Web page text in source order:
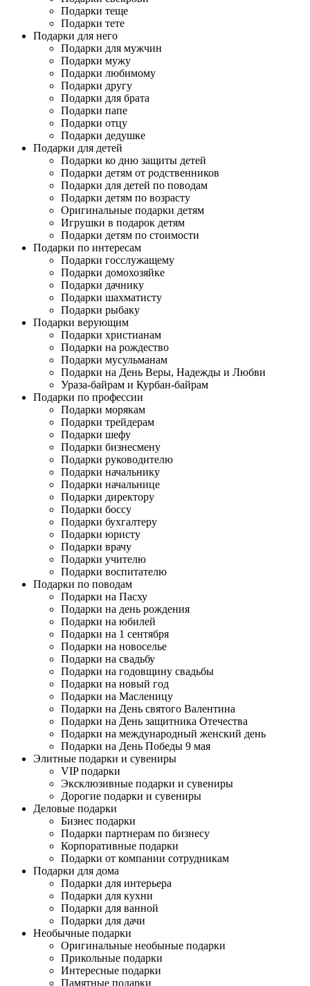
Подарки теще
Подарки тете
Подарки для него
Подарки для мужчин
Подарки мужу
Подарки любимому
Подарки другу
Подарки для брата
Подарки папе
Подарки отцу
Подарки дедушке
Подарки для детей
Подарки ко дню защиты детей
Подарки детям от родственников
Подарки для детей по поводам
Подарки детям по возрасту
Оригинальные подарки детям
Игрушки в подарок детям
Подарки детям по стоимости
Подарки по интересам
Подарки госслужащему
Подарки домохозяйке
Подарки дачнику
Подарки шахматисту
Подарки рыбаку
Подарки верующим
Подарки христианам
Подарки на рождество
Подарки мусульманам
Подарки на День Веры, Надежды и Любви
Ураза-байрам и Курбан-байрам
Подарки по профессии
Подарки морякам
Подарки трейдерам
Подарки шефу
Подарки бизнесмену
Подарки руководителю
Подарки начальнику
Подарки начальнице
Подарки директору
Подарки боссу
Подарки бухгалтеру
Подарки юристу
Подарки врачу
Подарки учителю
Подарки воспитателю
Подарки по поводам
Подарки на Пасху
Подарки на день рождения
Подарки на юбилей
Подарки на 1 сентября
Подарки на новоселье
Подарки на свадьбу
Подарки на годовщину свадьбы
Подарки на новый год
Подарки на Масленицу
Подарки на День святого Валентина
Подарки на День защитника Отечества
Подарки на международный женский день
Подарки на День Победы 9 мая
Элитные подарки и сувениры
VIP подарки
Эксклюзивные подарки и сувениры
Дорогие подарки и сувениры
Деловые подарки
Бизнес подарки
Подарки партнерам по бизнесу
Корпоративные подарки
Подарки от компании сотрудникам
Подарки для дома
Подарки для интерьера
Подарки для кухни
Подарки для ванной
Подарки для дачи
Необычные подарки
Оригинальные необыные подарки
Прикольные подарки
Интересные подарки
Памятные подарки